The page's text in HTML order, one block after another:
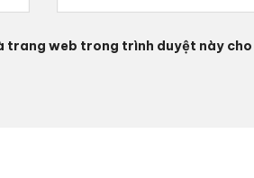
trang web trong trình duyệt này